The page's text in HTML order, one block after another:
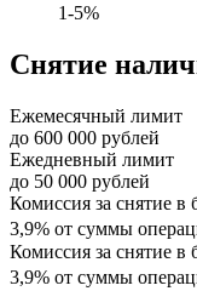
1-5%
Снятие
Ежемесячный лимит
до 600 000 рублей
Ежедневный лимит
до 50 000 рублей
Комиссия за снятие в
3,9% от суммы
Комиссия за снятие в
3,9% от суммы